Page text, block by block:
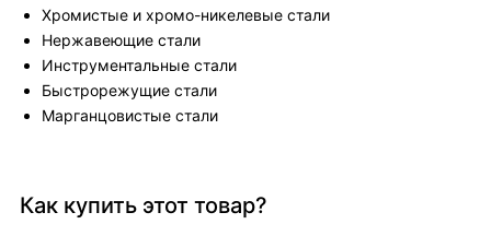
Хромистые и хромо-никелевые стали
Нержавеющие стали
Инструментальные стали
Быстрорежущие стали
Марганцовистые стали
Как купить этот товар?